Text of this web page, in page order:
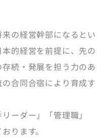
来の経営幹部になるとい
的経営を前提に、先の
続・発展を担う力のあ
合同合宿により育成す
ーダー」「管理職」
ります。